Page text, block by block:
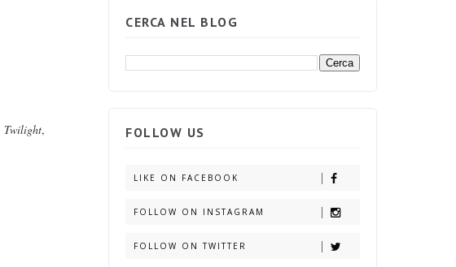
Twilight,
CERCA NEL BLOG
FOLLOW US
LIKE ON FACEBOOK
FOLLOW ON INSTAGRAM
FOLLOW ON TWITTER